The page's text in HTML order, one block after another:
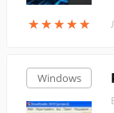
★★★★★
★★★★★
Windows